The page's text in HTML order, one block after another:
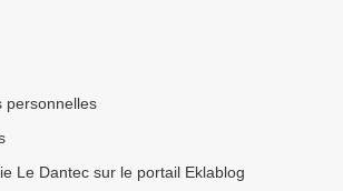
personnelles
Le Dantec sur le portail Eklablog